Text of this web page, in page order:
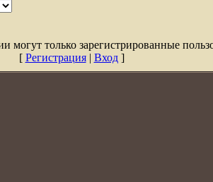
могут только зарегистрированные
[ Регистрация| Вход]